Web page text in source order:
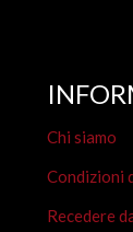
Chi siamo
Condizioni
Recedere